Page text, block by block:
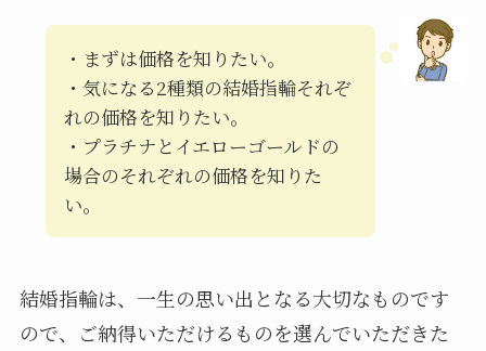
・まずは価格を知りたい。
・気になる2種類の結婚指輪それぞ
れの価格を知りたい。
・プラチナとイエローゴールドの
場合のそれぞれの価格を知りた
い。
結婚指輪は、一生の思い出となる大切なものです
ので、ご納得いただけるものを選んでいただきた